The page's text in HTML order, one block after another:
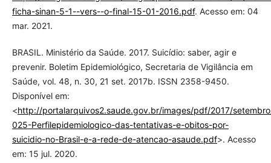
ficha-sinan-5-1--vers--o-final-15-01-2016.pdf. Acesso em: 04
mar. 2021.
BRASIL. Ministério da Saúde. 2017. Suicídio: saber, agir e
prevenir. Boletim Epidemiológico, Secretaria de Vigilância em
Saúde, vol. 48, n. 30, 21 set. 2017b. ISSN 2358-9450.
Disponível em:
<http://portalarquivos2.saude.gov.br/images/pdf/2017/
025-Perfilepidemiologico-das-tentativas-e-obitos-por-
suicidio-no-Brasil-e-a-rede-de-atencao-asaude.pdf>. Acesso
em: 15 jul. 2020.